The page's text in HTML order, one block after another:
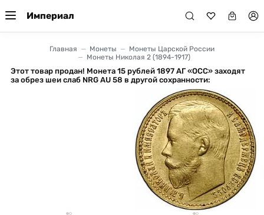
Империал
Главная Монеты
Монеты Царской России
Монеты Николая 2 (1894-1917)
Этот товар продан! Монета 15 рублей 1897 АГ «ОСС» заходят
за обрез шеи слаб NRG AU 58 в другой сохранности: